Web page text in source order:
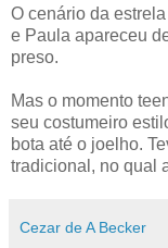
O cenário da
e Paula apareceu
preso.
Mas o momento
seu costumeiro
bota até o joelho.
tradicional, no qual
Cezar de A Becker